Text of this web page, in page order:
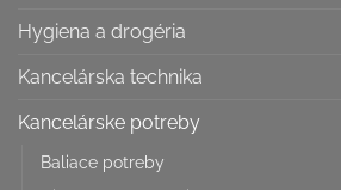
Hygiena a drogéria
Kancelárska technika
Kancelárske potreby
Baliace potreby